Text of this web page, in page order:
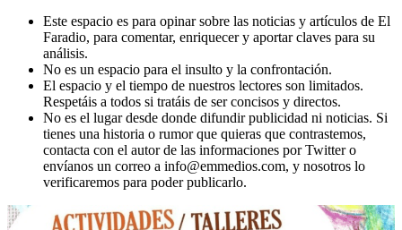
Este espacio es para opinar sobre las noticias y artículos de El
Faradio, para comentar, enriquecer y aportar claves para su
análisis.
No es un espacio para el insulto y la confrontación.
El espacio y el tiempo de nuestros lectores son limitados.
Respetáis a todos si tratáis de ser concisos y directos.
No es el lugar desde donde difundir publicidad ni noticias. Si
tienes una historia o rumor que quieras que contrastemos,
contacta con el autor de las informaciones por Twitter o
envíanos un correo a info@emmedios.com, y nosotros lo
verificaremos para poder publicarlo.